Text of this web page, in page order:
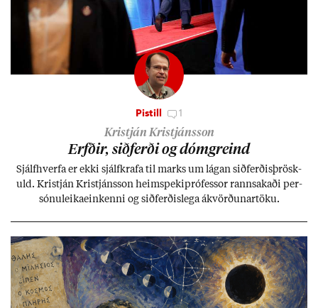
Pistill 1
Kristján Kristjánsson
Erfð­ir, sið­ferði og dómgreind
Sjálf­hverfa er ekki sjálf­krafa til marks um lág­an sið­ferð­is­þrösk­
uld. Kristján Kristjáns­son heim­speki­pró­fess­or rann­sak­aði per­
sónu­leika­ein­kenni og sið­ferð­is­lega ákvörð­un­ar­töku.